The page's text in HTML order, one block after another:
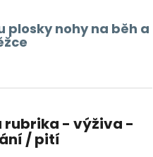
plosky nohy na běh a
rubrika - výživa -
/ pití